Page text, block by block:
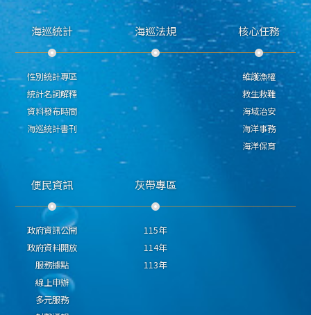
海巡統計
性別統計專區
統計名詞解釋
資料發布時間
海巡統計書刊
海巡法規 核心任務
維護漁權
救生救難
海域治安
海洋事務
海洋保育
便民資訊
政府資訊公開
政府資料開放
服務據點
線上申辦
多元服務
灰帶專區
115年
114年
113年